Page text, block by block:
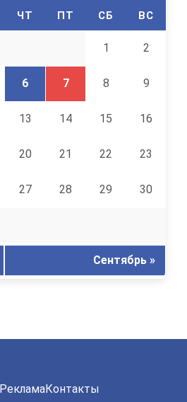
ЧТ ПТ СБ ВС
1 2
6 7 8 9
13 14 15 16
20 21 22 23
27 28 29 30
Сентябрь »
РекламаКонтакты